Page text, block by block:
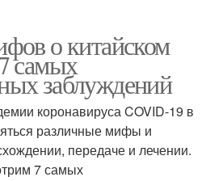
о китайском
самых
заблуждений
коронавируса COVID-19 в
различные мифы и
передаче и лечении.
7 самых